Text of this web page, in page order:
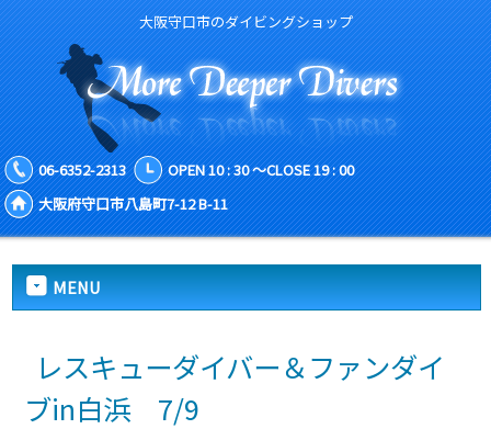
大阪守口市のダイビングショップ
06-6352-2313
OPEN 10 : 30 ～CLOSE 19 : 00
大阪府守口市八島町7-12 B-11
MENU
レスキューダイバー＆ファンダイ
ブin白浜 7/9